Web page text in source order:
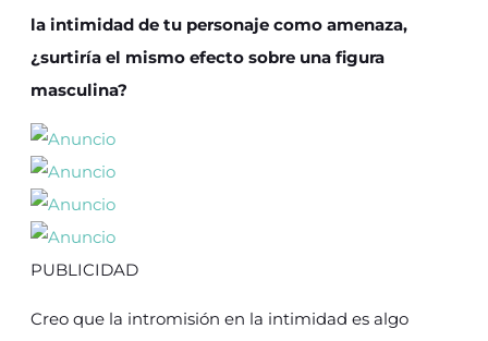
la intimidad de tu personaje como amenaza,
¿surtiría el mismo efecto sobre una figura
masculina?
PUBLICIDAD
Creo que la intromisión en la intimidad es algo